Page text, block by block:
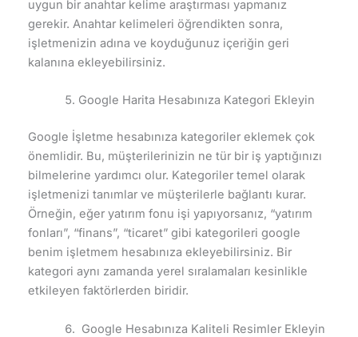
uygun bir anahtar kelime araştırması yapmanız
gerekir. Anahtar kelimeleri öğrendikten sonra,
işletmenizin adına ve koyduğunuz içeriğin geri
kalanına ekleyebilirsiniz.
Google Harita Hesabınıza Kategori Ekleyin
Google İşletme hesabınıza kategoriler eklemek çok
önemlidir. Bu, müşterilerinizin ne tür bir iş yaptığınızı
bilmelerine yardımcı olur. Kategoriler temel olarak
işletmenizi tanımlar ve müşterilerle bağlantı kurar.
Örneğin, eğer yatırım fonu işi yapıyorsanız, “yatırım
fonları”, “finans”, “ticaret” gibi kategorileri google
benim işletmem hesabınıza ekleyebilirsiniz. Bir
kategori aynı zamanda yerel sıralamaları kesinlikle
etkileyen faktörlerden biridir.
Google Hesabınıza Kaliteli Resimler Ekleyin